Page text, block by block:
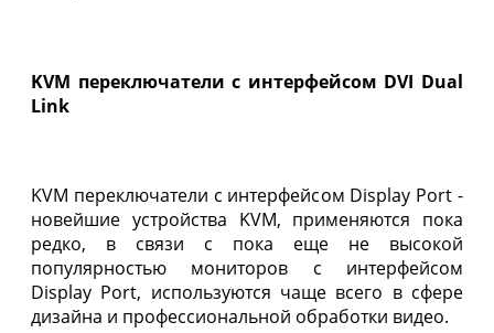
KVM переключатели с интерфейсом DVI Dual
Link
KVM переключатели с интерфейсом Display Port -
новейшие устройства KVM, применяются пока
редко, в связи с пока еще не высокой
популярностью мониторов с интерфейсом
Display Port, используются чаще всего в сфере
дизайна и профессиональной обработки видео.